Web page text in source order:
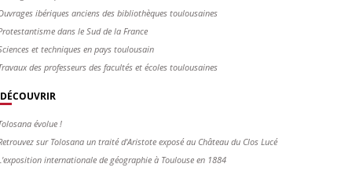
ibériques anciens des bibliothèques toulousaines
dans le Sud de la France
et techniques en pays toulousain
des professeurs des facultés et écoles toulousaines
DÉCOUVRIR
évolue !
sur Tolosana un traité d'Aristote exposé au Château du Clos Lucé
internationale de géographie à Toulouse en 1884